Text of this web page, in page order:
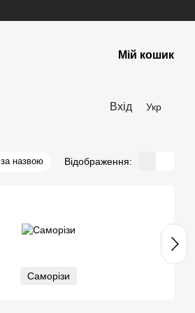
Мій кошик
Вхід Укр
за назвою Відображення:
Саморізи